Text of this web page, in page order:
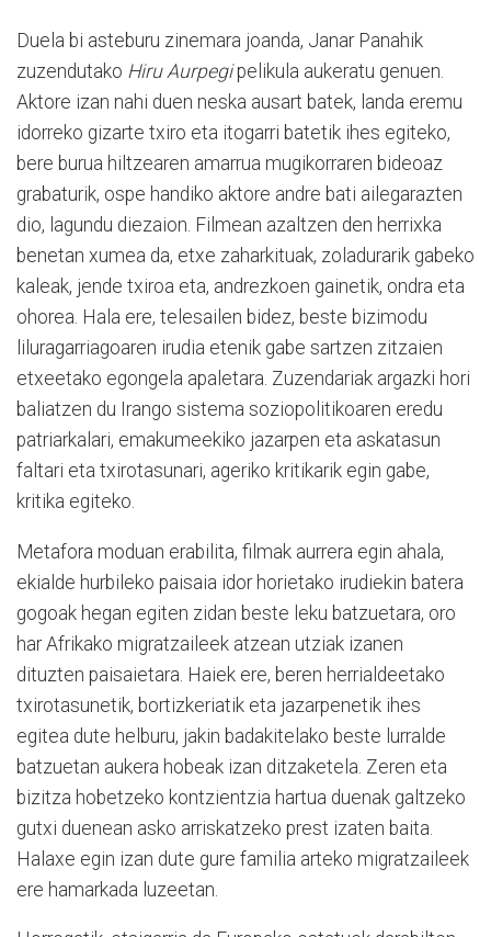
Duela bi asteburu zinemara joanda, Janar Panahik
zuzendutako Hiru Aurpegipelikula aukeratu genuen.
Aktore izan nahi duen neska ausart batek, landa eremu
idorreko gizarte txiro eta itogarri batetik ihes egiteko,
bere burua hiltzearen amarrua mugikorraren bideoaz
grabaturik, ospe handiko aktore andre bati ailegarazten
dio, lagundu diezaion. Filmean azaltzen den herrixka
benetan xumea da, etxe zaharkituak, zoladurarik gabeko
kaleak, jende txiroa eta, andrezkoen gainetik, ondra eta
ohorea. Hala ere, telesailen bidez, beste bizimodu
liluragarriagoaren irudia etenik gabe sartzen zitzaien
etxeetako egongela apaletara. Zuzendariak argazki hori
baliatzen du Irango sistema soziopolitikoaren eredu
patriarkalari, emakumeekiko jazarpen eta askatasun
faltari eta txirotasunari, ageriko kritikarik egin gabe,
kritika egiteko.
Metafora moduan erabilita, filmak aurrera egin ahala,
ekialde hurbileko paisaia idor horietako irudiekin batera
gogoak hegan egiten zidan beste leku batzuetara, oro
har Afrikako migratzaileek atzean utziak izanen
dituzten paisaietara. Haiek ere, beren herrialdeetako
txirotasunetik, bortizkeriatik eta jazarpenetik ihes
egitea dute helburu, jakin badakitelako beste lurralde
batzuetan aukera hobeak izan ditzaketela. Zeren eta
bizitza hobetzeko kontzientzia hartua duenak galtzeko
gutxi duenean asko arriskatzeko prest izaten baita.
Halaxe egin izan dute gure familia arteko migratzaileek
ere hamarkada luzeetan.